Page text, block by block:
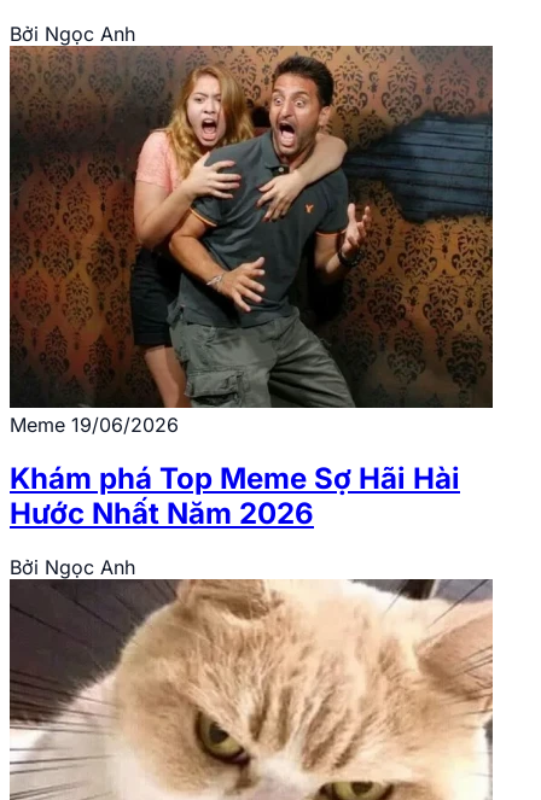
Bởi Ngọc Anh
Meme 19/06/2026
Khám phá Top Meme Sợ Hãi Hài
Hước Nhất Năm 2026
Bởi Ngọc Anh